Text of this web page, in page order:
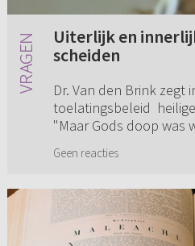
Uiterlijk en
scheiden
Dr. Van den Brink zegt
toelatingsbeleid
"Maar Gods doop was
mag jouw doop bes...
Geen reacties